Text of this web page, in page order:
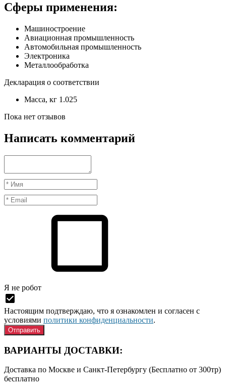
Сферы применения:
Машиностроение
Авиационная промышленность
Автомобильная промышленность
Электроника
Металлообработка
Декларация о соответствии
Масса, кг 1.025
Пока нет отзывов
Написать комментарий
Я нe рoбoт
Настоящим подтверждаю, что я ознакомлен и согласен с
условиями политики конфиденциальности.
ВАРИАНТЫ ДОСТАВКИ:
Доставка по Москве и Санкт-Петербургу (Бесплатно от 300тр)
бесплатно